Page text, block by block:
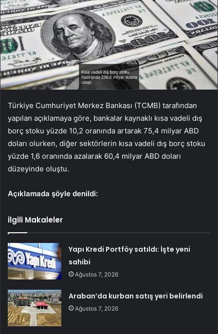
Türkiye Cumhuriyet Merkez Bankası (TCMB) tarafından
yapılan açıklamaya göre, bankalar kaynaklı kısa vadeli dış
borç stoku yüzde 10,2 oranında artarak 75,4 milyar ABD
doları olurken, diğer sektörlerin kısa vadeli dış borç stoku
yüzde 1,6 oranında azalarak 60,4 milyar ABD doları
düzeyinde oluştu.
Açıklamada şöyle denildi:
İlgili Makaleler
Yapı Kredi Portföy satıldı: İşte yeni
sahibi
Ağustos 7, 2026
Araban’da kurban satış yeri belirlendi
Ağustos 7, 2026